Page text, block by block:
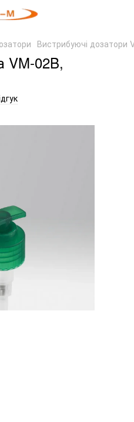
Вистрибуючі дозатори
VM-02B,